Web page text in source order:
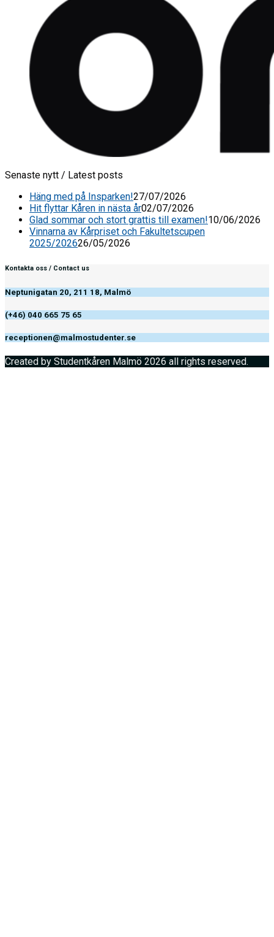
Senaste nytt / Latest posts
Häng med på Insparken!27/07/2026
Hit flyttar Kåren in nästa år02/07/2026
Glad sommar och stort grattis till examen!10/06/2026
Vinnarna av Kårpriset och Fakultetscupen
2025/202626/05/2026
Kontakta oss / Contact us
Neptunigatan 20, 211 18, Malmö
(+46) 040 665 75 65
receptionen@malmostudenter.se
Created by Studentkåren Malmö 2026 all rights reserved.